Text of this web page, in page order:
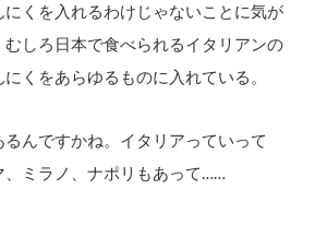
にくを入れるわけじゃないことに気が
むしろ日本で食べられるイタリアンの
くをあらゆるものに入れている。
るんですかね。イタリアっていって
、ミラノ、ナポリもあって……